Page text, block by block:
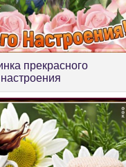
прекрасного
настроения